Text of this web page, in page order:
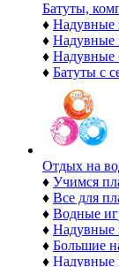
Батуты,
♦ Надувные
♦ Надувные
♦ Надувные
♦ Батуты с
Отдых на
♦ Учимся
♦ Все для
♦ Водные
♦ Надувные
♦ Большие
♦ Надувные